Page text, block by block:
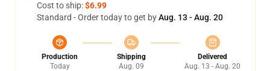
Cost to ship:$6.99
Standard - Order today to get byAug. 13 - Aug. 20
Production
Today
Shipping
Aug. 09
Delivered
Aug. 13 - Aug. 20